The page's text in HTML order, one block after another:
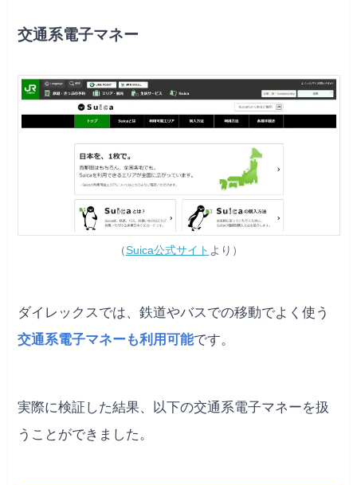
交通系電子マネー
（Suica公式サイト より）
ダイレックスでは、鉄道やバスでの移動でよく使う
交通系電子マネーも利用可能です。
実際に検証した結果、以下の交通系電子マネーを扱
うことができました。